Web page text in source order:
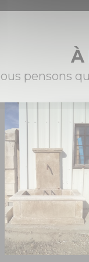
À
pensons